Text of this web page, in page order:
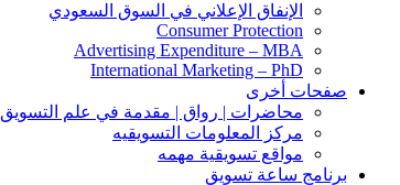
الإنفاق الإعلاني في السوق السعودي
Consumer Protection
Advertising Expenditure – MBA
International Marketing – PhD
صفحات أخرى
محاضرات | رواق | مقدمة في علم التسويق
مركز المعلومات التسويقيه
مواقع تسويقية مهمه
برنامج ساعة تسويق